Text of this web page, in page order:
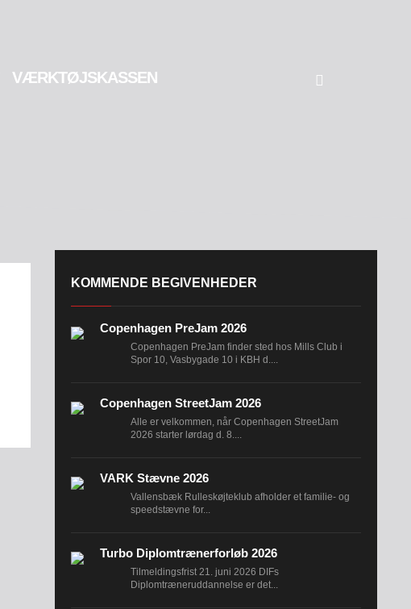
VÆRKTØJSKASSEN
KOMMENDE BEGIVENHEDER
Copenhagen PreJam 2026
Copenhagen PreJam finder sted hos Mills Club i
Spor 10, Vasbygade 10 i KBH d....
Copenhagen StreetJam 2026
Alle er velkommen, når Copenhagen StreetJam
2026 starter lørdag d. 8....
VARK Stævne 2026
Vallensbæk Rulleskøjteklub afholder et familie- og
speedstævne for...
Turbo Diplomtrænerforløb 2026
Tilmeldingsfrist 21. juni 2026 DIFs
Diplomtræneruddannelse er det...